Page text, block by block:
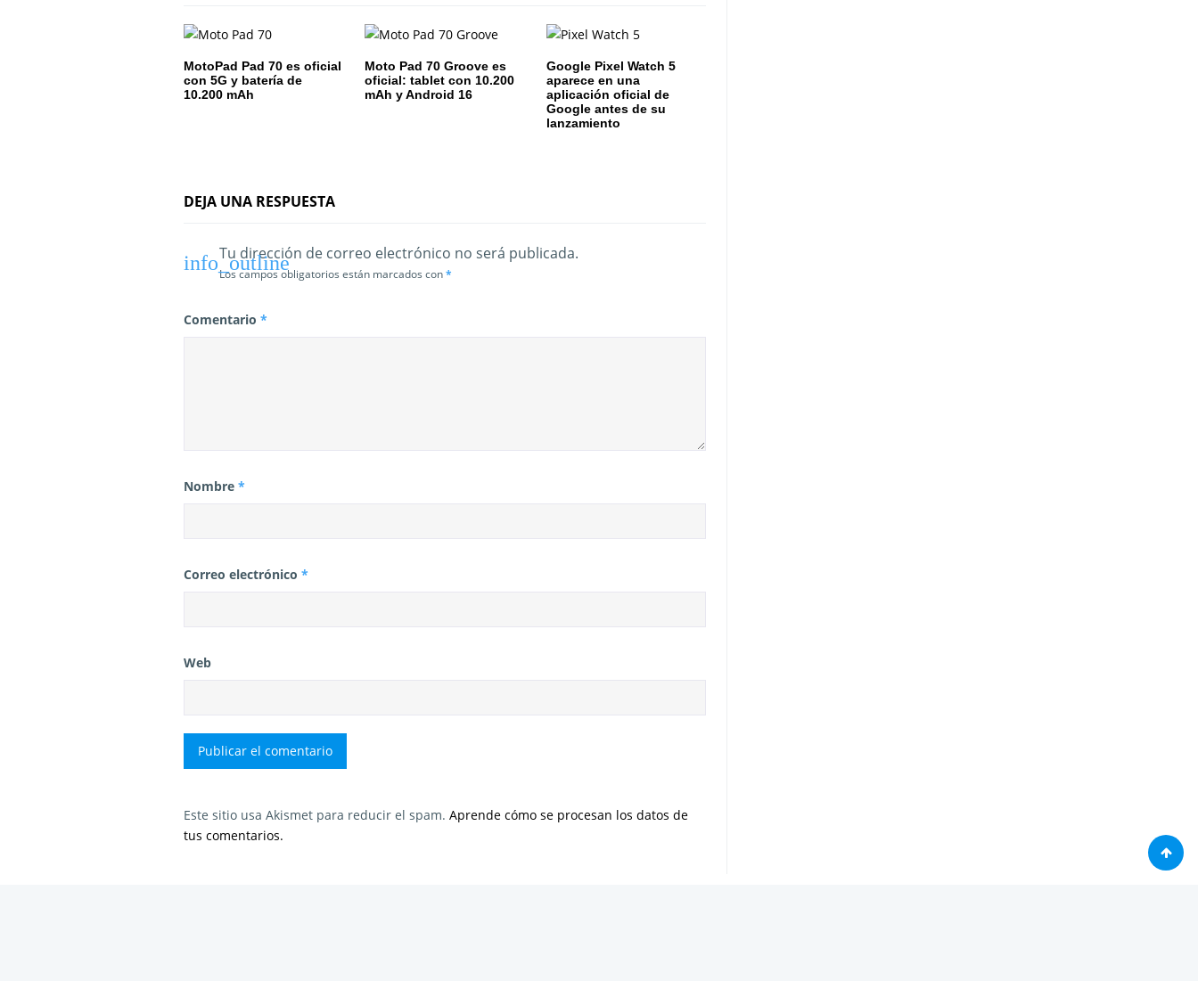
d
e
e
r
d
a
s
MotoPad Pad 70 es oficial
con 5G y batería de
10.200 mAh
Moto Pad 70 Groove es
oficial: tablet con 10.200
mAh y Android 16
Google Pixel Watch 5
aparece en una
aplicación oficial de
Google antes de su
lanzamiento
DEJA UNA RESPUESTA
Tu dirección de correo electrónico no será publicada.
Los campos obligatorios están marcados con*
Comentario *
Nombre *
Correo electrónico *
Web
Este sitio usa Akismet para reducir el spam. Aprende cómo se procesan los datos de
tus comentarios.